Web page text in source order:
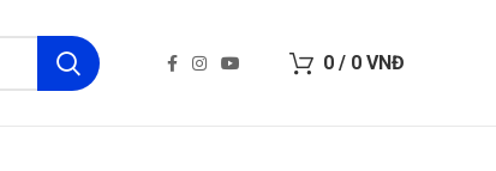
0 / 0 VNĐ